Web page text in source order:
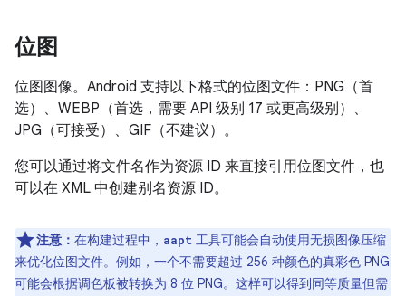
位图
位图图像。Android 支持以下格式的位图文件：PNG（首
选）、WEBP（首选，需要 API 级别 17 或更高级别）、
JPG（可接受）、GIF（不建议）。
您可以通过将文件名作为资源 ID 来直接引用位图文件，也
可以在 XML 中创建别名资源 ID。
注意： 在构建过程中， aapt 工具可能会自动使用无损图像压缩
来优化位图文件。例如，一个不需要超过 256 种颜色的真彩色 PNG
可能会根据调色板被转换为 8 位 PNG。这样可以得到同等质量但需